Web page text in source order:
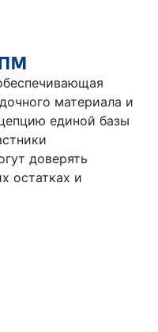
материала и
единой базы
доверять
остатках и